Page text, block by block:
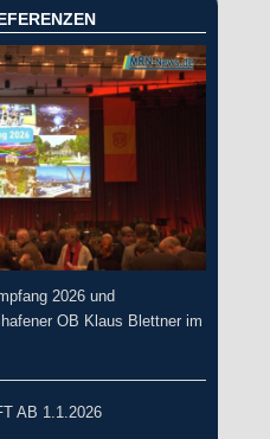
2026 und
OB Klaus Blettner im
AB 1.1.2026